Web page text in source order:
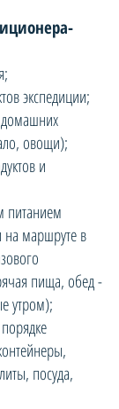
экспедиции;
домашних
овощи);
и
питанием
на маршруте в
пища, обед -
утром);
посуда,